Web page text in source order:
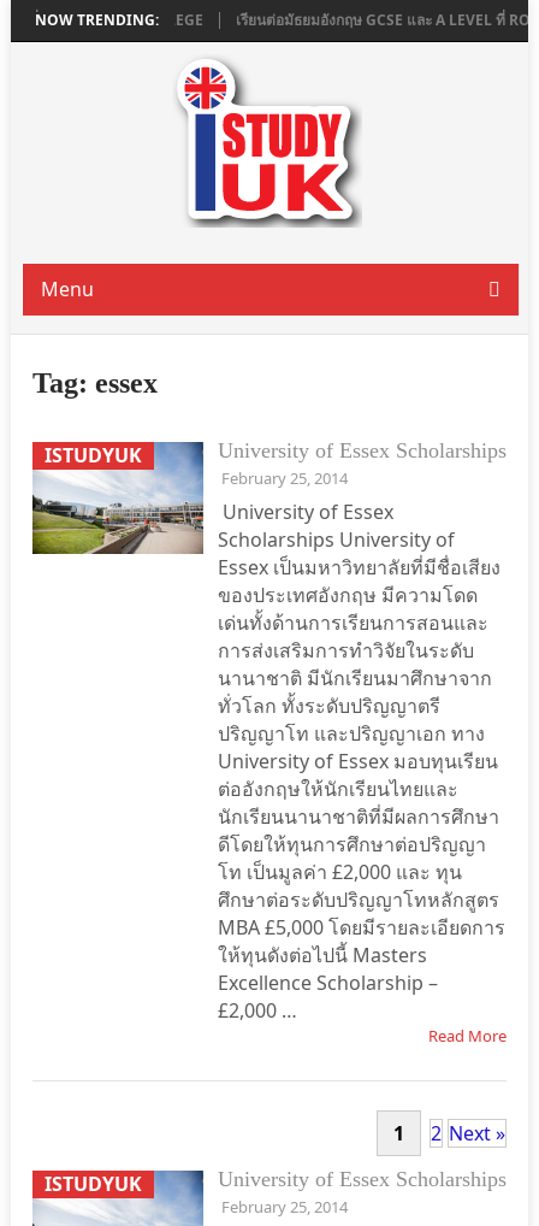
NOW TRENDING:
ที่ ASHBOURNE COLLEGE เรียนต่อมัธยมอังกฤษ GCSE และ A LEVEL ที่
Menu
Tag: essex
ISTUDYUK University of Essex Scholarships
February 25, 2014
University of Essex
Scholarships University of
Essex เป็นมหาวิทยาลัยที่มีชื่อเสียง
ของประเทศอังกฤษ มีความโดด
เด่นทั้งด้านการเรียนการสอนและ
การส่งเสริมการทำวิจัยในระดับ
นานาชาติ มีนักเรียนมาศึกษาจาก
ทั่วโลก ทั้งระดับปริญญาตรี
ปริญญาโท และปริญญาเอก ทาง
University of Essex มอบทุนเรียน
ต่ออังกฤษให้นักเรียนไทยและ
นักเรียนนานาชาติที่มีผลการศึกษา
ดีโดยให้ทุนการศึกษาต่อปริญญา
โท เป็นมูลค่า £2,000 และ ทุน
ศึกษาต่อระดับปริญญาโทหลักสูตร
MBA £5,000 โดยมีรายละเอียดการ
ให้ทุนดังต่อไปนี้ Masters
Excellence Scholarship –
£2,000 …
Read More
1 2 Next »
ISTUDYUK
University of Essex Scholarships
February 25, 2014